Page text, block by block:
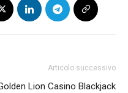
Articolo successivo
Lion Casino Blackjack